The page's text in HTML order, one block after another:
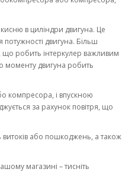
в циліндри двигуна. Це
двигуна. Більш
робить інтеркулер важливим
моменту двигуна робить
компресора, і впускною
за рахунок повітря, що
витоків або пошкоджень, а також
магазині – тисніть